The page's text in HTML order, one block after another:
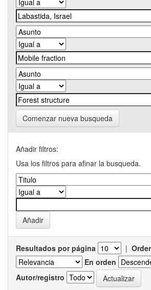
Comenzar nueva busqueda
Añadir filtros:
Usa los filtros para afinar la busqueda.
Resultados por página |
En orden
Autor/registro